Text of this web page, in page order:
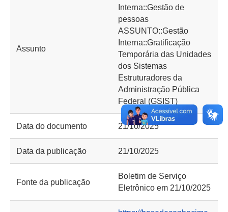
Assunto
Interna::Gestão de
pessoas
ASSUNTO::Gestão
Interna::Gratificação
Temporária das Unidades
dos Sistemas
Estruturadores da
Administração Pública
Federal (GSIST)
Data do documento 21/10/2025
Data da publicação 21/10/2025
Fonte da publicação
Boletim de Serviço
Eletrônico em 21/10/2025